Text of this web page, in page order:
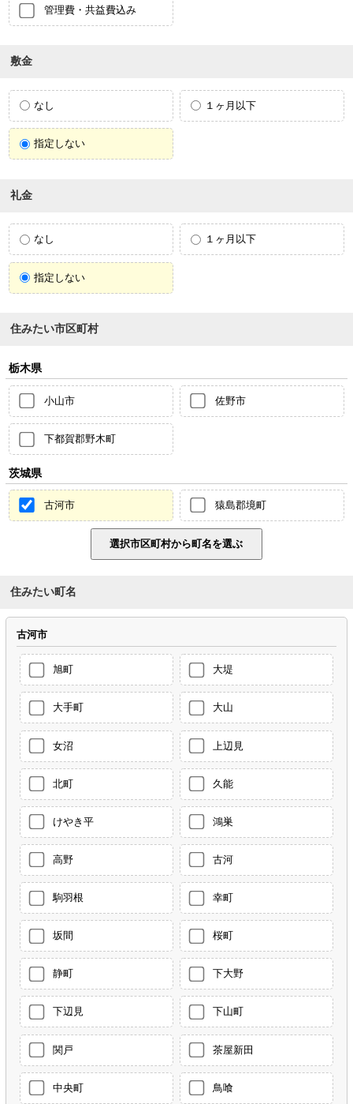
管理費・共益費込み
敷金
なし １ヶ月以下
指定しない
礼金
なし １ヶ月以下
指定しない
住みたい市区町村
栃木県
小山市 佐野市
下都賀郡野木町
茨城県
古河市 猿島郡境町
住みたい町名
古河市
旭町 大堤
大手町 大山
女沼 上辺見
北町 久能
けやき平 鴻巣
高野 古河
駒羽根 幸町
坂間 桜町
静町 下大野
下辺見 下山町
関戸 茶屋新田
中央町 鳥喰